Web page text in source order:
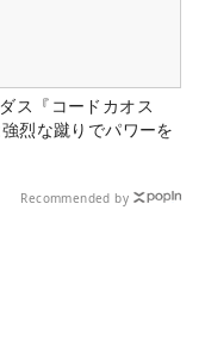
ス『コードカオス
烈な蹴りでパワーを
Recommended by